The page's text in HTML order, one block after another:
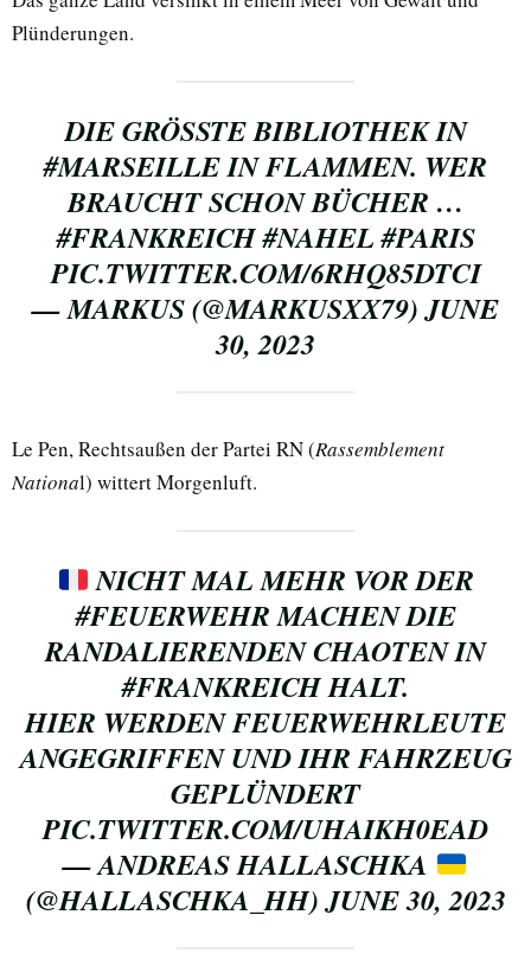
Plünderungen.
DIE GRÖSSTE BIBLIOTHEK IN
#MARSEILLEIN FLAMMEN. WER
BRAUCHT SCHON BÜCHER …
#FRANKREICH#NAHEL#PARIS
PIC.TWITTER.COM/6RHQ85DTCI
— MARKUS (@MARKUSXX79)JUNE
30, 2023
Le Pen, Rechtsaußen der Partei RN (Rassemblement
National) wittert Morgenluft.
NICHT MAL MEHR VOR DER
#FEUERWEHRMACHEN DIE
RANDALIERENDEN CHAOTEN IN
#FRANKREICHHALT.
HIER WERDEN FEUERWEHRLEUTE
ANGEGRIFFEN UND IHR FAHRZEUG
GEPLÜNDERT
PIC.TWITTER.COM/UHAIKH0EAD
— ANDREAS HALLASCHKA
(@HALLASCHKA_HH)JUNE 30, 2023